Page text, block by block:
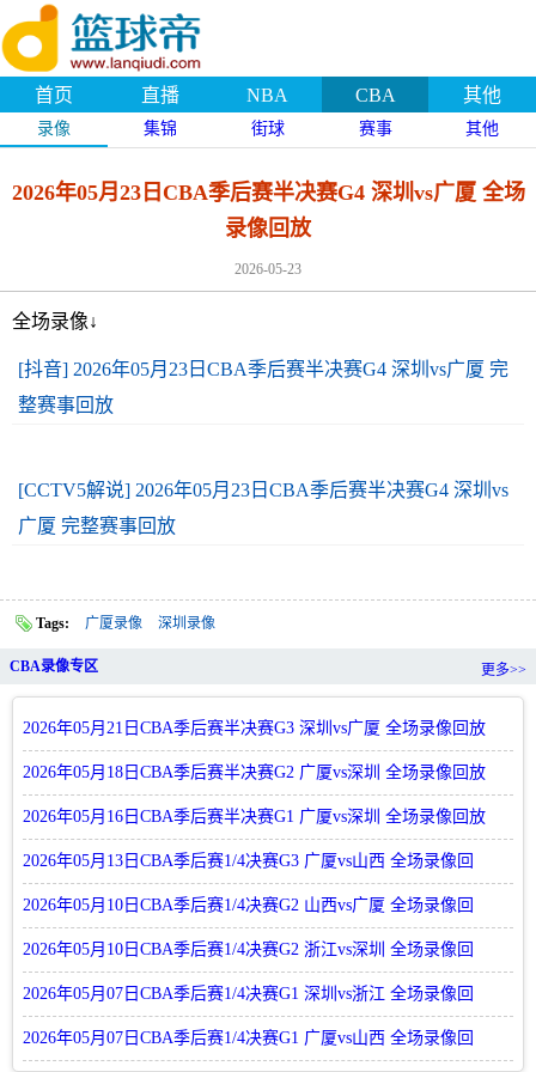
首页 直播 NBA CBA 其他
录像 集锦 街球 赛事 其他
2026年05月23日CBA季后赛半决赛G4 深圳vs广厦 全场
录像回放
2026-05-23
全场录像↓
[抖音] 2026年05月23日CBA季后赛半决赛G4 深圳vs广厦 完
整赛事回放
[CCTV5解说] 2026年05月23日CBA季后赛半决赛G4 深圳vs
广厦 完整赛事回放
Tags: 广厦录像 深圳录像
CBA录像专区 更多>>
2026年05月21日CBA季后赛半决赛G3 深圳vs广厦 全场录像回放
2026年05月18日CBA季后赛半决赛G2 广厦vs深圳 全场录像回放
2026年05月16日CBA季后赛半决赛G1 广厦vs深圳 全场录像回放
2026年05月13日CBA季后赛1/4决赛G3 广厦vs山西 全场录像回
放
2026年05月10日CBA季后赛1/4决赛G2 山西vs广厦 全场录像回
放
2026年05月10日CBA季后赛1/4决赛G2 浙江vs深圳 全场录像回
放
2026年05月07日CBA季后赛1/4决赛G1 深圳vs浙江 全场录像回
放
2026年05月07日CBA季后赛1/4决赛G1 广厦vs山西 全场录像回